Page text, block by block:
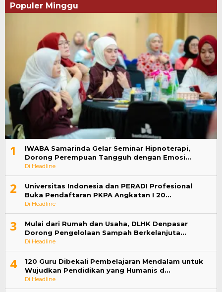
Populer Minggu
1
IWABA Samarinda Gelar Seminar Hipnoterapi,
Dorong Perempuan Tangguh dengan Emosi…
Di Headline
2
Universitas Indonesia dan PERADI Profesional
Buka Pendaftaran PKPA Angkatan I 20…
Di Headline
3
Mulai dari Rumah dan Usaha, DLHK Denpasar
Dorong Pengelolaan Sampah Berkelanjuta…
Di Headline
4
120 Guru Dibekali Pembelajaran Mendalam untuk
Wujudkan Pendidikan yang Humanis d…
Di Headline